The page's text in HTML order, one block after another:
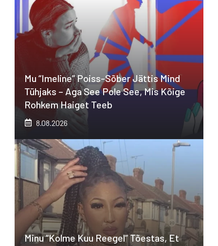
Mu “imeline” Poiss-Sõber Jättis Mind
Tühjaks – Aga See Pole See, Mis Kõige
Rohkem Haiget Teeb
8.08.2026
Minu “kolme Kuu Reegel” Tõestas, Et